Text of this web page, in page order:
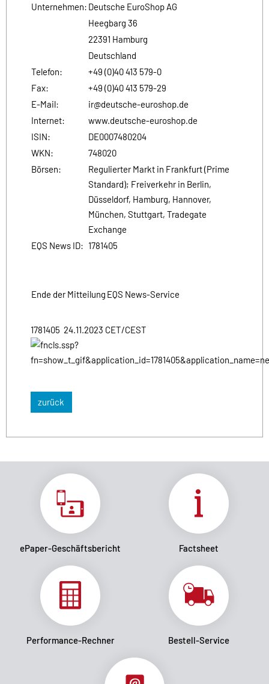
Unternehmen: Deutsche EuroShop AG
Heegbarg 36
22391 Hamburg
Deutschland
Telefon:
+49 (0)40 413 579-0
Fax:
+49 (0)40 413 579-29
E-Mail:
ir@deutsche-euroshop.de
Internet:
www.deutsche-euroshop.de
ISIN:
DE0007480204
WKN:
748020
Börsen:
Regulierter Markt in Frankfurt (Prime
Standard); Freiverkehr in Berlin,
Düsseldorf, Hamburg, Hannover,
München, Stuttgart, Tradegate
Exchange
EQS News ID: 1781405
Ende der Mitteilung EQS News-Service
1781405 24.11.2023 CET/CEST
zurück
ePaper-Geschäftsbericht Factsheet
Performance-Rechner Bestell-Service